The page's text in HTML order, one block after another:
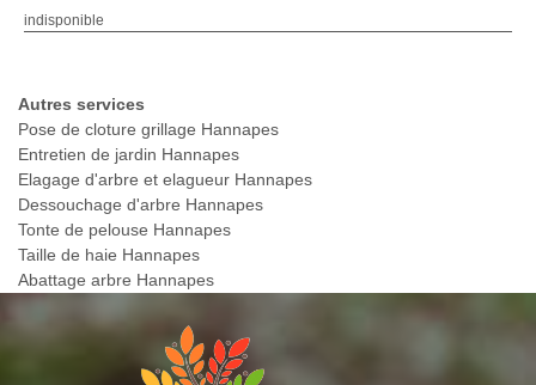
indisponible
Autres services
Pose de cloture grillage Hannapes
Entretien de jardin Hannapes
Elagage d'arbre et elagueur Hannapes
Dessouchage d'arbre Hannapes
Tonte de pelouse Hannapes
Taille de haie Hannapes
Abattage arbre Hannapes